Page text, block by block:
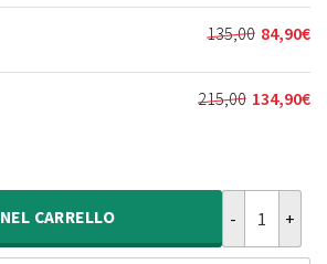
originale
era:
90,00€.
attuale
è:
54,90€.
135,00
Il
prezzo
originale
era:
84,90€
Il
prezzo
attuale
è:
215,00
Il
215,00€.
134,90€
Il
134,90€.
NEL CARRELLO